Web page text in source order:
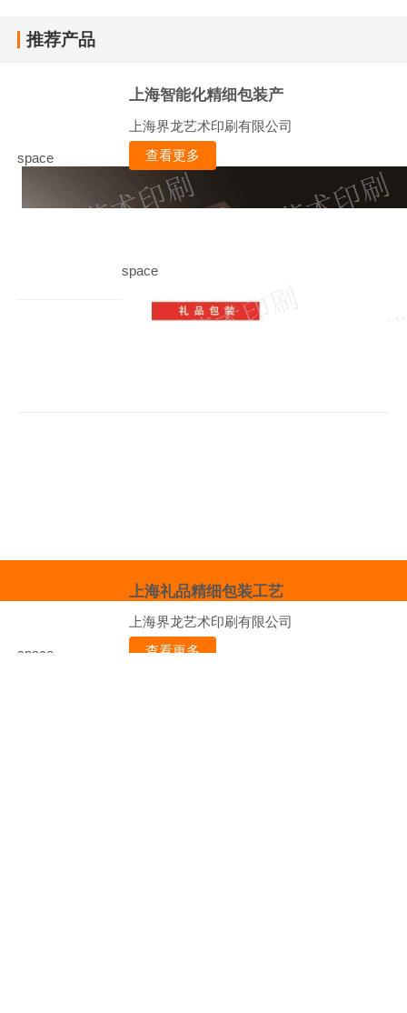
推荐产品
space
上海智能化精细包装产
上海界龙艺术印刷有限公司
查看更多
space
上海礼品精细包装工艺
上海界龙艺术印刷有限公司
查看更多
space